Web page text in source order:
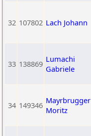
32 107802 Lach Johann
33 138869 Lumachi
Gabriele
34 149346 Mayrbrugger
Moritz